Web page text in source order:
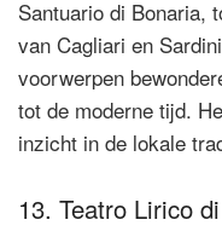
Santuario di Bonaria,
van Cagliari en
voorwerpen
tot de moderne tijd.
inzicht in de lokale
13. Teatro Lirico